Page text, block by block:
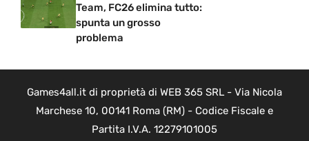
Team, FC26 elimina tutto:
spunta un grosso
problema
Games4all.it di proprietà di WEB 365 SRL - Via Nicola
Marchese 10, 00141 Roma (RM) - Codice Fiscale e
Partita I.V.A. 12279101005